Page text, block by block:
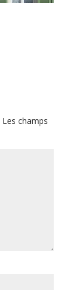
Les champs